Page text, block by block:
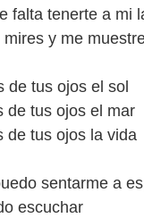
falta tenerte a mi
y me
de tus ojos el sol
de tus ojos el mar
de tus ojos la vida
sentarme a
escuchar